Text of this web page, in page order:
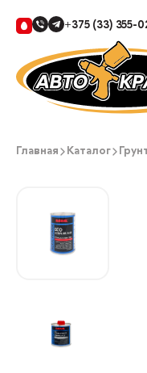
+375 (33) 355-
Главная Каталог